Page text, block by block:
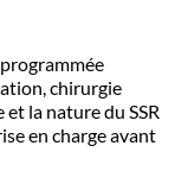
chirurgie
la nature du SSR
en charge avant